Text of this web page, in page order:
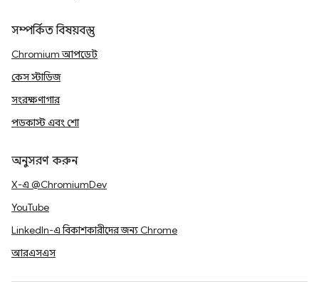
সম্পর্কিত বিষয়বস্তু
Chromium আপডেট
কেস স্টাডিজ
সংরক্ষণাগার
পডকাস্ট এবং শো
অনুসরণ করুন
X-এ @ChromiumDev
YouTube
LinkedIn-এ বিকাশকারীদের জন্য Chrome
আরএসএস